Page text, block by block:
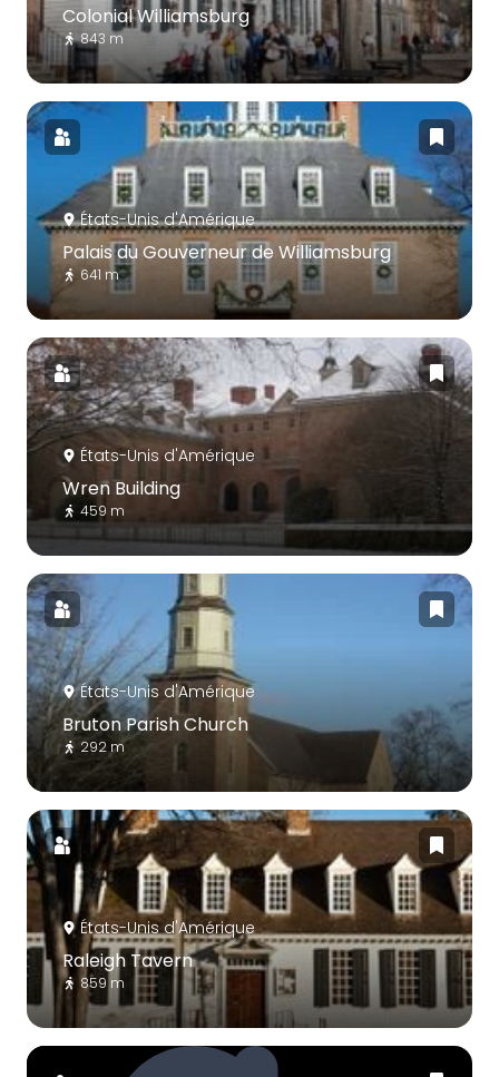
Colonial Williamsburg
843 m
États-Unis d'Amérique
Palais du Gouverneur de Williamsburg
641 m
États-Unis d'Amérique
Wren Building
459 m
États-Unis d'Amérique
Bruton Parish Church
292 m
États-Unis d'Amérique
Raleigh Tavern
859 m